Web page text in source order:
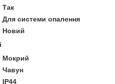
Так
Для системи опалення
Новий
Мокрий
Чавун
IP44